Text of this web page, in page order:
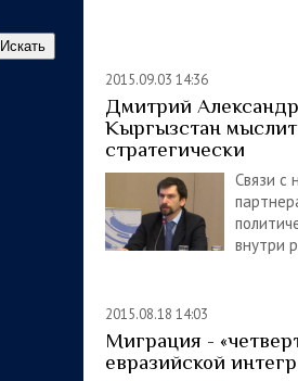
Искать
2015.09.03 14:36
Дмитрий
Кыргызстан мыслит
стратегически
Связи с
внутри
2015.08.18 14:03
Миграция -
евразийской